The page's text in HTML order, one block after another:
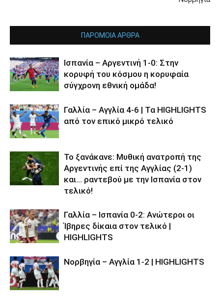
ΠΑΡΟΜΟΙΑ ΑΡΘΡΑ
Ισπανία – Αργεντινή 1-0: Στην
κορυφή του κόσμου η κορυφαία
σύγχρονη εθνική ομάδα!
Γαλλία – Αγγλία 4-6 | Τα HIGHLIGHTS
από τον επικό μικρό τελικό
Το ξανάκανε: Μυθική ανατροπή της
Αργεντινής επί της Αγγλίας (2-1)
και… ραντεβού με την Ισπανία στον
τελικό!
Γαλλία – Ισπανία 0-2: Ανώτεροι οι
Ίβηρες δίκαια στον τελικό |
HIGHLIGHTS
Νορβηγία – Αγγλία 1-2 | HIGHLIGHTS